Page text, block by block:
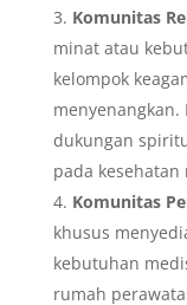
Komunitas
minat atau
kelompok
dukungan
pada
Komunitas
khusus
kebutuhan
rumah